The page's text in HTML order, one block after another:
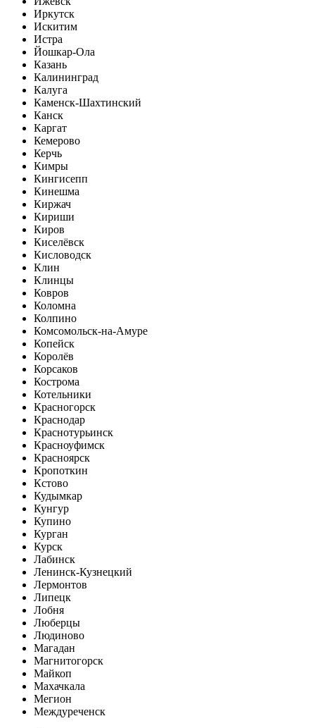
Иркутск
Искитим
Истра
Йошкар-Ола
Казань
Калининград
Калуга
Каменск-Шахтинский
Канск
Каргат
Кемерово
Керчь
Кимры
Кингисепп
Кинешма
Киржач
Кириши
Киров
Киселёвск
Кисловодск
Клин
Клинцы
Ковров
Коломна
Колпино
Комсомольск-на-Амуре
Копейск
Королёв
Корсаков
Кострома
Котельники
Красногорск
Краснодар
Краснотурьинск
Красноуфимск
Красноярск
Кропоткин
Кстово
Кудымкар
Кунгур
Купино
Курган
Курск
Лабинск
Ленинск-Кузнецкий
Лермонтов
Липецк
Лобня
Люберцы
Людиново
Магадан
Магнитогорск
Майкоп
Махачкала
Мегион
Междуреченск